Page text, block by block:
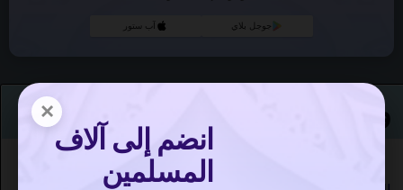
جوجل بلاي آب ستور
×
انضم إلى آلاف
المسلمين
وقت الصلاة بركاء